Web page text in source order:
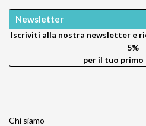
Newsletter
Iscriviti alla nostra newsletter e
5%
per il tuo
Chi siamo